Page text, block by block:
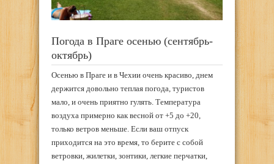
Погода в Праге осенью (сентябрь-
октябрь)
Осенью в Праге и в Чехии очень красиво, днем
держится довольно теплая погода, туристов
мало, и очень приятно гулять. Температура
воздуха примерно как весной от +5 до +20,
только ветров меньше. Если ваш отпуск
приходится на это время, то берите с собой
ветровки, жилетки, зонтики, легкие перчатки,